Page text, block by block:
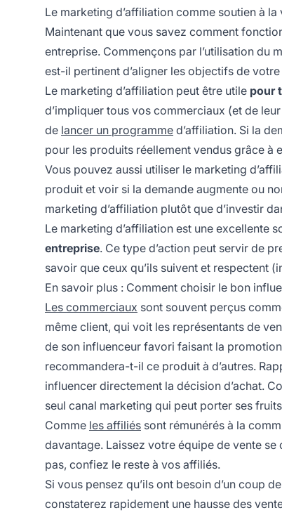
Le marketing d’affiliation comme soutien à la
Maintenant que vous savez comment
entreprise. Commençons par l’utilisation du
est-il pertinent d’aligner les objectifs de
Le marketing d’affiliation peut être utile pour
d’impliquer tous vos commerciaux (et de
de lancer un programme d’affiliation. Si la
pour les produits réellement vendus grâce à
Vous pouvez aussi utiliser le marketing
produit et voir si la demande augmente ou
marketing d’affiliation plutôt que d’investir
Le marketing d’affiliation est une excellente
entreprise. Ce type d’action peut servir de
savoir que ceux qu’ils suivent et respectent
En savoir plus : Comment choisir le bon
Les commerciaux sont souvent perçus
même client, qui voit les représentants de
de son influenceur favori faisant la promotion
recommandera-t-il ce produit à d’autres.
influencer directement la décision d’achat.
seul canal marketing qui peut porter ses
Comme les affiliés sont rémunérés à la
davantage. Laissez votre équipe de vente
pas, confiez le reste à vos affiliés.
Si vous pensez qu’ils ont besoin d’un coup
constaterez rapidement une hausse des